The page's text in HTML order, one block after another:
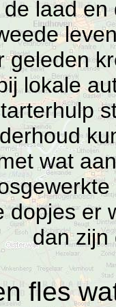
laad
geleden
lokale
wat
dopjes er
dan zijn
fles